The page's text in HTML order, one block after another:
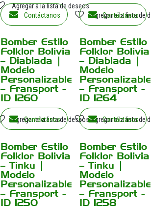
Agregar a la lista de deseos
Contáctanos Agregar a la lista de
Contáctanos
Agregar a la lista de deseos
¡Nuevo!
Bomber Estilo
Folklor Bolivia
– Diablada |
Modelo
Personalizable
– Fransport -
ID 1260
Contáctanos Agregar a la lista de
¡Nuevo!
Bomber Estilo
Folklor Bolivia
– Diablada |
Modelo
Personalizable
– Fransport -
ID 1264
Contáctanos
¡Nuevo!
Bomber Estilo
Folklor Bolivia
– Tinku |
Modelo
Personalizable
– Fransport -
ID 1250
¡Nuevo!
Bomber Estilo
Folklor Bolivia
– Tinku |
Modelo
Personalizable
– Fransport -
ID 1258